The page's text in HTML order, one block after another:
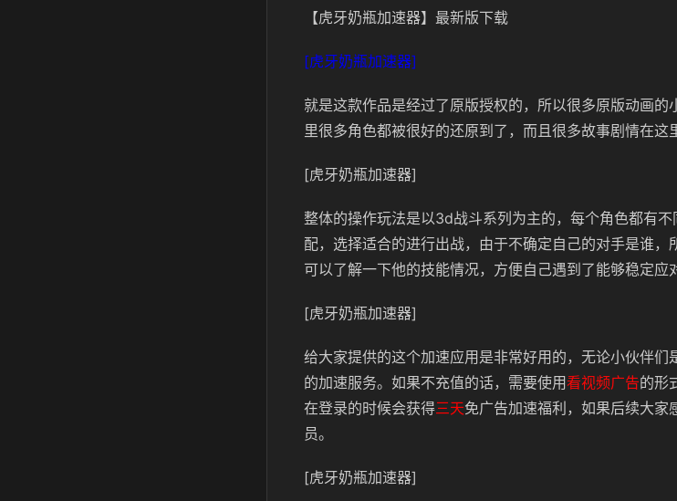
【虎牙奶瓶加速器】最新版下载
[虎牙奶瓶加速器]
就是这款作品是经过了原版授权的，所以很多原版动画
里很多角色都被很好的还原到了，而且很多故事剧情在这
[虎牙奶瓶加速器]
整体的操作玩法是以3d战斗系列为主的，每个角色都有
配，选择适合的进行出战，由于不确定自己的对手是谁
可以了解一下他的技能情况，方便自己遇到了能够稳定应
[虎牙奶瓶加速器]
给大家提供的这个加速应用是非常好用的，无论小伙伴
的加速服务。如果不充值的话，需要使用看视频广告的形
在登录的时候会获得三天免广告加速福利，如果后续大
员。
[虎牙奶瓶加速器]